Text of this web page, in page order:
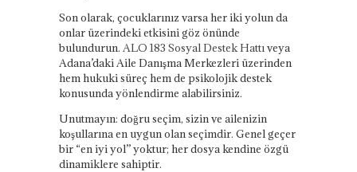
Son olarak, çocuklarınız varsa her iki yolun da
onlar üzerindeki etkisini göz önünde
bulundurun. ALO 183 Sosyal Destek Hattıveya
Adana’daki Aile Danışma Merkezleri üzerinden
hem hukuki süreç hem de psikolojik destek
konusunda yönlendirme alabilirsiniz.
Unutmayın: doğru seçim, sizin ve ailenizin
koşullarına en uygun olan seçimdir. Genel geçer
bir “en iyi yol” yoktur; her dosya kendine özgü
dinamiklere sahiptir.